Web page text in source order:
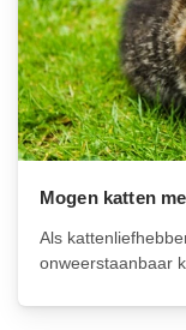
Mogen katten
Als
onweerstaanbaar
ingeschonken, is